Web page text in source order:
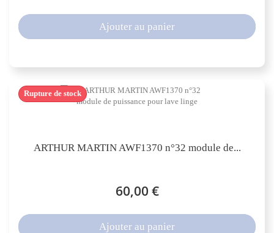
Ajouter au panier
ARTHUR MARTIN AWF1370 n°32 module de...
60,00 €
Rupture de stock
Ajouter au panier